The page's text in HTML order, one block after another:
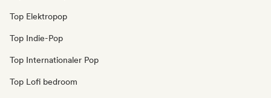
Top Elektropop
Top Indie-Pop
Top Internationaler Pop
Top Lofi bedroom